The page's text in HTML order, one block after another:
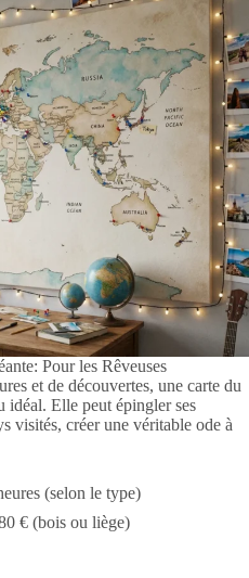
Pour les Rêveuses
et de découvertes, une carte du
idéal. Elle peut épingler ses
visités, créer une véritable ode à
(selon le type)
€ (bois ou liège)